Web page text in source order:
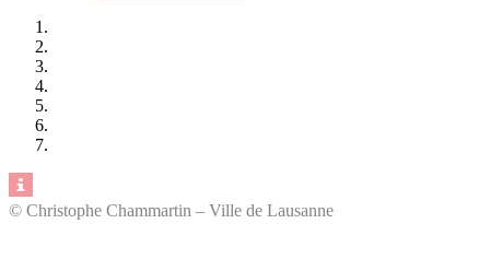
© Christophe Chammartin – Ville de Lausanne